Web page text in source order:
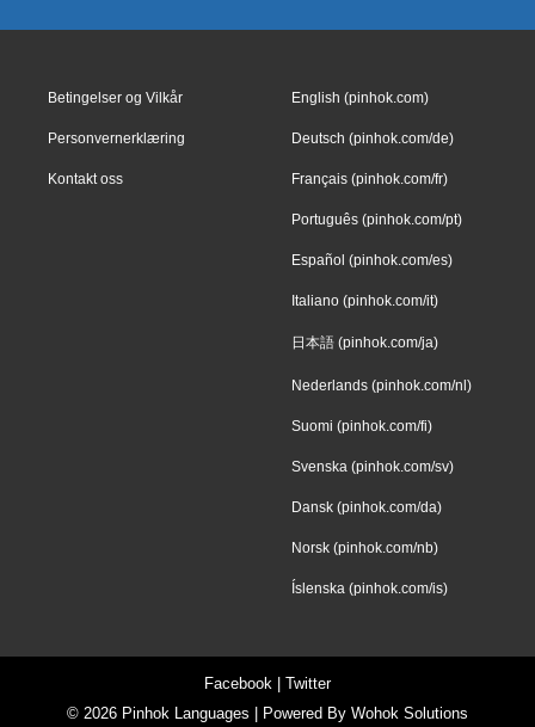
Betingelser og Vilkår
Personvernerklæring
Kontakt oss
English (pinhok.com)
Deutsch (pinhok.com/de)
Français (pinhok.com/fr)
Português (pinhok.com/pt)
Español (pinhok.com/es)
Italiano (pinhok.com/it)
日本語 (pinhok.com/ja)
Nederlands (pinhok.com/nl)
Suomi (pinhok.com/fi)
Svenska (pinhok.com/sv)
Dansk (pinhok.com/da)
Norsk (pinhok.com/nb)
Íslenska (pinhok.com/is)
Facebook
Twitter
© 2026 Pinhok Languages | Powered By Wohok Solutions